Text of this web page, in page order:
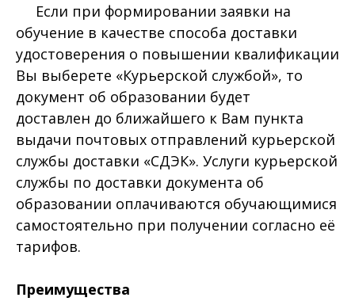
Если при формировании заявки на
обучение в качестве способа доставки
удостоверения о повышении квалификации
Вы выберете «Курьерской службой», то
документ об образовании будет
доставлен до ближайшего к Вам пункта
выдачи почтовых отправлений курьерской
службы доставки «СДЭК». Услуги курьерской
службы по доставки документа об
образовании оплачиваются обучающимися
самостоятельно при получении согласно её
тарифов.
Преимущества